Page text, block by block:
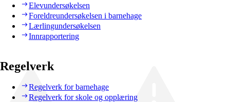
Elevundersøkelsen
Foreldreundersøkelsen i barnehage
Lærlingundersøkelsen
Innrapportering
Regelverk
Regelverk for barnehage
Regelverk for skole og opplæring